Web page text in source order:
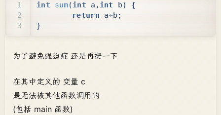
int sum(int a , int b)
{
return
a+b ;
}
为了避免强迫症 还是再提一下
在其中定义的 变量 c
是无法被其他函数调用的
(包括 main 函数)